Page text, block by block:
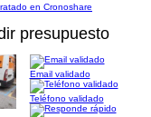
en Cronoshare
presupuesto
Email validado
Teléfono validado